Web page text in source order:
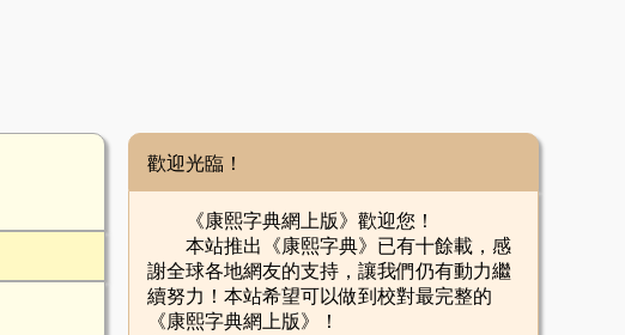
歡迎光臨！
《康熙字典網上版》歡迎您！
本站推出《康熙字典》已有十餘載，感
謝全球各地網友的支持，讓我們仍有動力繼
續努力！本站希望可以做到校對最完整的
《康熙字典網上版》！